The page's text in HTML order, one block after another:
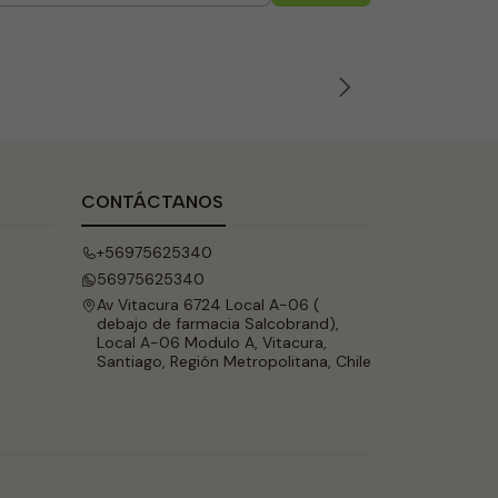
CONTÁCTANOS
+56975625340
56975625340
Av Vitacura 6724 Local A-06 (
debajo de farmacia Salcobrand),
Local A-06 Modulo A, Vitacura,
Santiago, Región Metropolitana, Chile